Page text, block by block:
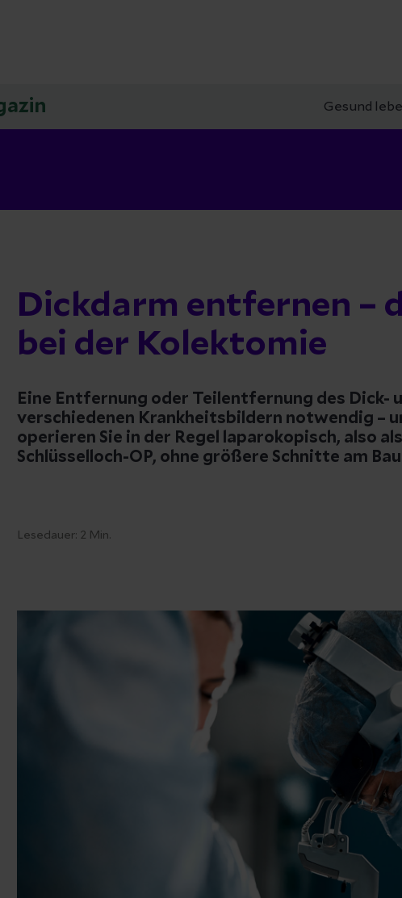
Gesund
Dickdarm entfernen –
bei der Kolektomie
Eine Entfernung oder Teilentfernung des Dick-
verschiedenen Krankheitsbildern notwendig –
operieren Sie in der Regel laparokopisch, also
Schlüsselloch-OP, ohne größere Schnitte am
Lesedauer: 2 Min.